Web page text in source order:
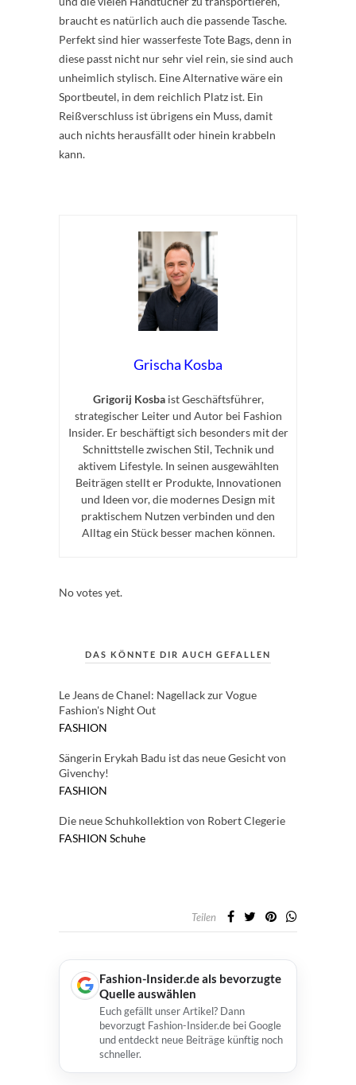
braucht es natürlich auch die passende Tasche.
Perfekt sind hier wasserfeste Tote Bags, denn in
diese passt nicht nur sehr viel rein, sie sind auch
unheimlich stylisch. Eine Alternative wäre ein
Sportbeutel, in dem reichlich Platz ist. Ein
Reißverschluss ist übrigens ein Muss, damit
auch nichts herausfällt oder hinein krabbeln
kann.
Grischa Kosba
Grigorij Kosbaist Geschäftsführer,
strategischer Leiter und Autor bei Fashion
Insider. Er beschäftigt sich besonders mit der
Schnittstelle zwischen Stil, Technik und
aktivem Lifestyle. In seinen ausgewählten
Beiträgen stellt er Produkte, Innovationen
und Ideen vor, die modernes Design mit
praktischem Nutzen verbinden und den
Alltag ein Stück besser machen können.
No votes yet.
DAS KÖNNTE DIR AUCH GEFALLEN
Le Jeans de Chanel: Nagellack zur Vogue
Fashion's Night Out
FASHION
Sängerin Erykah Badu ist das neue Gesicht von
Givenchy!
FASHION
Die neue Schuhkollektion von Robert Clegerie
FASHION Schuhe
Teilen
Fashion-Insider.de als bevorzugte
Quelle auswählen
Euch gefällt unser Artikel? Dann
bevorzugt Fashion-Insider.de bei Google
und entdeckt neue Beiträge künftig noch
schneller.